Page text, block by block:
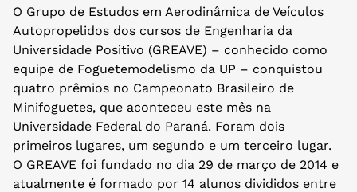
O Grupo de Estudos em Aerodinâmica de Veículos
Autopropelidos dos cursos de Engenharia da
Universidade Positivo (GREAVE) – conhecido como
equipe de Foguetemodelismo da UP – conquistou
quatro prêmios no Campeonato Brasileiro de
Minifoguetes, que aconteceu este mês na
Universidade Federal do Paraná. Foram dois
primeiros lugares, um segundo e um terceiro lugar.
O GREAVE foi fundado no dia 29 de março de 2014 e
atualmente é formado por 14 alunos divididos entre